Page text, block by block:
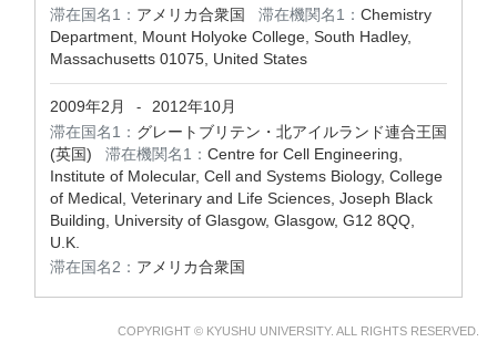
滞在国名1： アメリカ合衆国 滞在機関名1： Chemistry
Department, Mount Holyoke College, South Hadley,
Massachusetts 01075, United States
2009年2月 -
2012年10月
滞在国名1： グレートブリテン・北アイルランド連合王国
(英国) 滞在機関名1： Centre for Cell Engineering,
Institute of Molecular, Cell and Systems Biology, College
of Medical, Veterinary and Life Sciences, Joseph Black
Building, University of Glasgow, Glasgow, G12 8QQ,
U.K.
滞在国名2： アメリカ合衆国
COPYRIGHT © KYUSHU UNIVERSITY. ALL RIGHTS RESERVED.